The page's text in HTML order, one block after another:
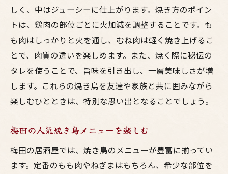
しく、中はジューシーに仕上がります。焼き方のポイン
トは、鶏肉の部位ごとに火加減を調整することです。も
も肉はしっかりと火を通し、むね肉は軽く焼き上げるこ
とで、肉質の違いを楽しめます。また、焼く際に秘伝の
タレを使うことで、旨味を引き出し、一層美味しさが増
します。これらの焼き鳥を友達や家族と共に囲みながら
楽しむひとときは、特別な思い出となることでしょう。
梅田の人気焼き鳥メニューを楽しむ
梅田の居酒屋では、焼き鳥のメニューが豊富に揃ってい
ます。定番のもも肉やねぎまはもちろん、希少な部位を